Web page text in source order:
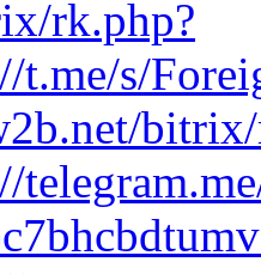
rk.php?
t.me/s/